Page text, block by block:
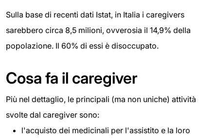
Sulla base di recenti dati Istat, in Italia i caregivers
sarebbero circa 8,5 milioni, ovverosia il 14,9% della
popolazione. Il 60% di essi è disoccupato.
Cosa fa il caregiver
Più nel dettaglio, le principali (ma non uniche) attività
svolte dal caregiver sono:
l'acquisto dei medicinali per l'assistito e la loro